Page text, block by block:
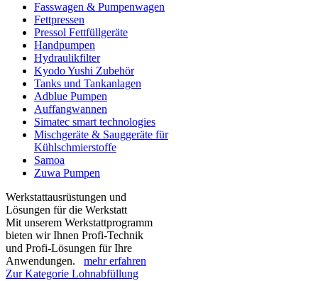
Fasswagen & Pumpenwagen
Fettpressen
Pressol Fettfüllgeräte
Handpumpen
Hydraulikfilter
Kyodo Yushi Zubehör
Tanks und Tankanlagen
Adblue Pumpen
Auffangwannen
Simatec smart technologies
Mischgeräte & Sauggeräte für
Kühlschmierstoffe
Samoa
Zuwa Pumpen
Werkstattausrüstungen und
Lösungen für die Werkstatt
Mit unserem Werkstattprogramm
bieten wir Ihnen Profi-Technik
und Profi-Lösungen für Ihre
Anwendungen. mehr erfahren
Zur Kategorie Lohnabfüllung